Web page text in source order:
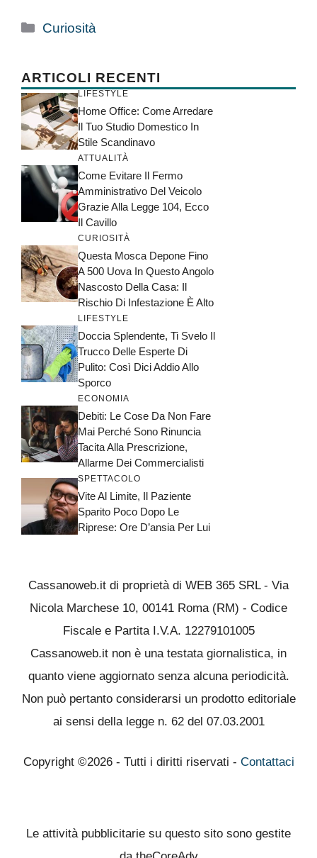
Categorie
Curiosità
ARTICOLI RECENTI
LIFESTYLE
Home Office: Come Arredare
Il Tuo Studio Domestico In
Stile Scandinavo
ATTUALITÀ
Come Evitare Il Fermo
Amministrativo Del Veicolo
Grazie Alla Legge 104, Ecco
Il Cavillo
CURIOSITÀ
Questa Mosca Depone Fino
A 500 Uova In Questo Angolo
Nascosto Della Casa: Il
Rischio Di Infestazione È Alto
LIFESTYLE
Doccia Splendente, Ti Svelo Il
Trucco Delle Esperte Di
Pulito: Così Dici Addio Allo
Sporco
ECONOMIA
Debiti: Le Cose Da Non Fare
Mai Perché Sono Rinuncia
Tacita Alla Prescrizione,
Allarme Dei Commercialisti
SPETTACOLO
Vite Al Limite, Il Paziente
Sparito Poco Dopo Le
Riprese: Ore D’ansia Per Lui
Cassanoweb.it di proprietà di WEB 365 SRL - Via
Nicola Marchese 10, 00141 Roma (RM) - Codice
Fiscale e Partita I.V.A. 12279101005
Cassanoweb.it non è una testata giornalistica, in
quanto viene aggiornato senza alcuna periodicità.
Non può pertanto considerarsi un prodotto editoriale
ai sensi della legge n. 62 del 07.03.2001
Copyright ©2026 - Tutti i diritti riservati - Contattaci
Le attività pubblicitarie su questo sito sono gestite